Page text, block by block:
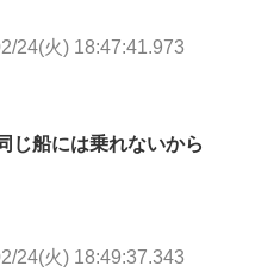
24(火) 18:47:41.973
じ船には乗れないから
24(火) 18:49:37.343